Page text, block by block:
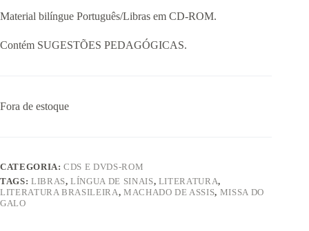
Material bilíngue Português/Libras em CD-ROM.
Contém SUGESTÕES PEDAGÓGICAS.
Fora de estoque
CATEGORIA:CDS E DVDS-ROM
TAGS: LIBRAS,LÍNGUA DE SINAIS, LITERATURA,
LITERATURA BRASILEIRA, MACHADO DE ASSIS, MISSA DO
GALO